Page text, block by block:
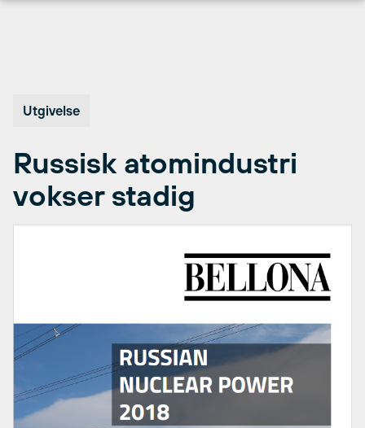
Utgivelse
Russisk atomindustri
vokser stadig